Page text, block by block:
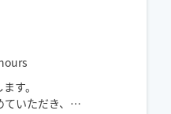
す。
いただき、